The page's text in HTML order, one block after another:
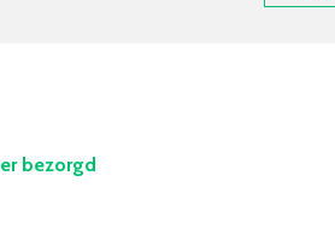
bezorgd